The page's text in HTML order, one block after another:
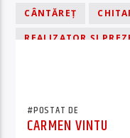
CÂNTĂREȚ
REALIZATOR ȘI
#POSTAT DE
CARMEN VINTU